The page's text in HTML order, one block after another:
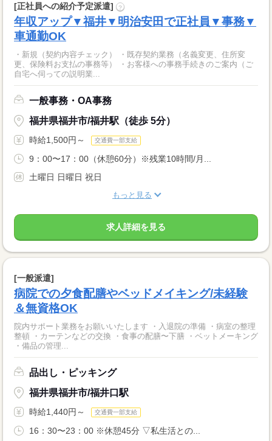
[正社員への紹介予定派遣] ?
年収アップ▼福井▼明治安田で正社員▼事務▼
車通勤OK
・新規（契約内容チェック） ・既存契約業務（名義変更、住所変
更、保険料お支払の事務等） ・お客様への事務手続きのご案内（ご
自宅へ伺っての説明業...
一般事務・OA事務
福井県福井市/福井駅（徒歩 5分）
時給1,500円～ 交通費一部支給
9：00〜17：00（休憩60分）※残業10時間/月...
土曜日 日曜日 祝日
もっと見る
求人詳細を見る
[一般派遣]
病院での夕食配膳やベッドメイキング/未経験
＆無資格OK
院内サポート業務をお願いいたします ・入退院の準備 ・病室の整理
整頓 ・カーテンなどの交換 ・食事の配膳〜下膳 ・ベットメーキング
・備品の管理...
品出し・ピッキング
福井県福井市/福井口駅
時給1,440円～ 交通費一部支給
16：30〜23：00 ※休憩45分 ▽私生活との...